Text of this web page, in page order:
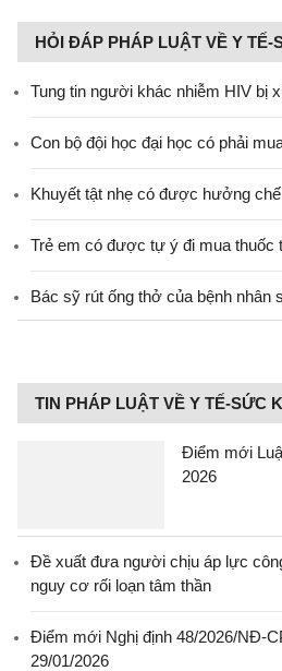
HỎI ĐÁP PHÁP LUẬT VỀ Y TẾ-
Tung tin người khác nhiễm HIV bị
Con bộ đội học đại học có phải
Khuyết tật nhẹ có được hưởng
Trẻ em có được tự ý đi mua thuốc
Bác sỹ rút ống thở của bệnh nhân
TIN PHÁP LUẬT VỀ Y TẾ-SỨC
Điểm mới
2026
Đề xuất đưa người chịu áp lực
nguy cơ rối loạn tâm thần
Điểm mới Nghị định 48/2026/NĐ-
29/01/2026